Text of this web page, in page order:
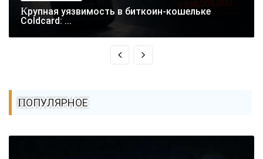
Крупная уязвимость в биткоин-кошельке
Coldcard: ...
ПОПУЛЯРНОЕ